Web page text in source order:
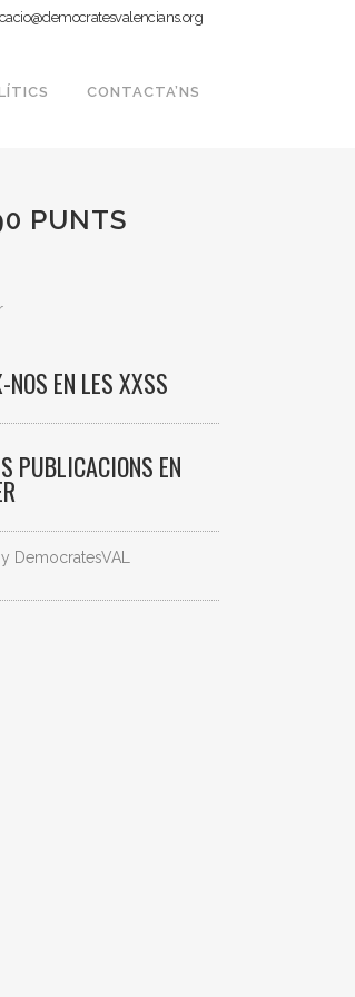
CONTACTA’NS
PUNTS
NOS EN LES XXSS
PUBLICACIONS EN
DemocratesVAL